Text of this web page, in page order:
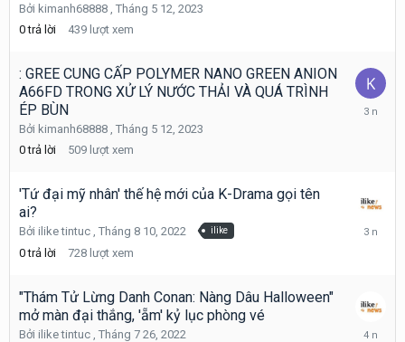
Bởi kimanh68888 , Tháng 5 12, 2023
0 trả lời 439 lượt xem
: GREE CUNG CẤP POLYMER NANO GREEN ANION
A66FD TRONG XỬ LÝ NƯỚC THẢI VÀ QUÁ TRÌNH
ÉP BÙN
Bởi kimanh68888 , Tháng 5 12, 2023
0 trả lời 509 lượt xem
Tháng
'Tứ đại mỹ nhân' thế hệ mới của K-Drama gọi tên
ai?
Bởi ilike tintuc , Tháng 8 10, 2022 ilike
0 trả lời 728 lượt xem
Tháng
"Thám Tử Lừng Danh Conan: Nàng Dâu Halloween"
mở màn đại thắng, 'ẵm' kỷ lục phòng vé
Bởi ilike tintuc Tháng 7 26, 2022
Tháng